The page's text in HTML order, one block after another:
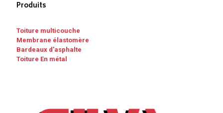
Produits
Toiture multicouche
Membrane élastomère
Bardeaux d'asphalte
Toiture En métal